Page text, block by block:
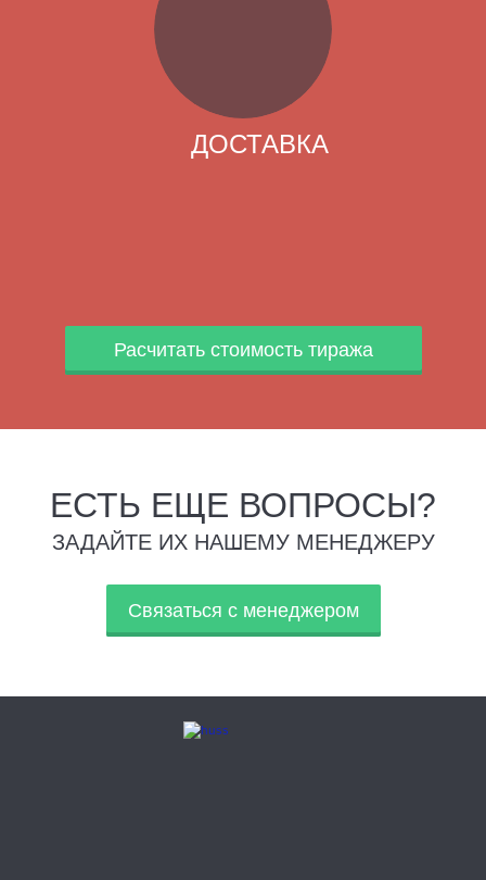
ДОСТАВКА
Расчитать стоимость тиража
ЕСТЬ ЕЩЕ ВОПРОСЫ?
ЗАДАЙТЕ ИХ НАШЕМУ МЕНЕДЖЕРУ
Связаться с менеджером